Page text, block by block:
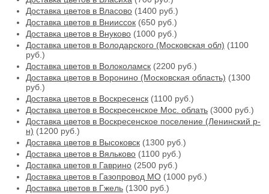
Доставка цветов в Власово (1400 руб.)
Доставка цветов в Внииссок (650 руб.)
Доставка цветов в Внуково (1000 руб.)
Доставка цветов в Володарского (Московская обл) (1100
руб.)
Доставка цветов в Волоколамск (2200 руб.)
Доставка цветов в Воронино (Московская область) (1300
руб.)
Доставка цветов в Воскресенск (1100 руб.)
Доставка цветов в Воскресенское Мос. облать (3000 руб.)
Доставка цветов в Воскресенское поселение (Ленинский р-
н) (1200 руб.)
Доставка цветов в Высоковск (1300 руб.)
Доставка цветов в Вяльково (1100 руб.)
Доставка цветов в Гаврино (2500 руб.)
Доставка цветов в Газопровод МО (1000 руб.)
Доставка цветов в Гжель (1300 руб.)